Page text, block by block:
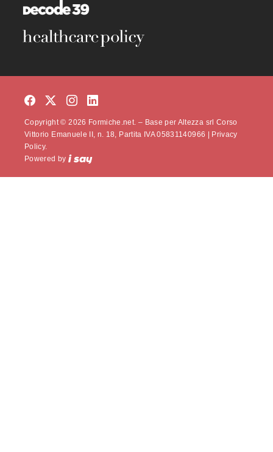
Copyright © 2026 Formiche.net. – Base per Altezza srl Corso
Vittorio Emanuele II, n. 18, Partita IVA 05831140966 |
Privacy
Policy.
Powered by